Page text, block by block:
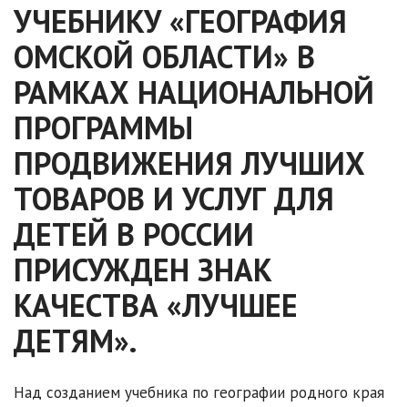
УЧЕБНИКУ «ГЕОГРАФИЯ
ОМСКОЙ ОБЛАСТИ» В
РАМКАХ НАЦИОНАЛЬНОЙ
ПРОГРАММЫ
ПРОДВИЖЕНИЯ ЛУЧШИХ
ТОВАРОВ И УСЛУГ ДЛЯ
ДЕТЕЙ В РОССИИ
ПРИСУЖДЕН ЗНАК
КАЧЕСТВА «ЛУЧШЕЕ
ДЕТЯМ».
Над созданием учебника по географии родного края